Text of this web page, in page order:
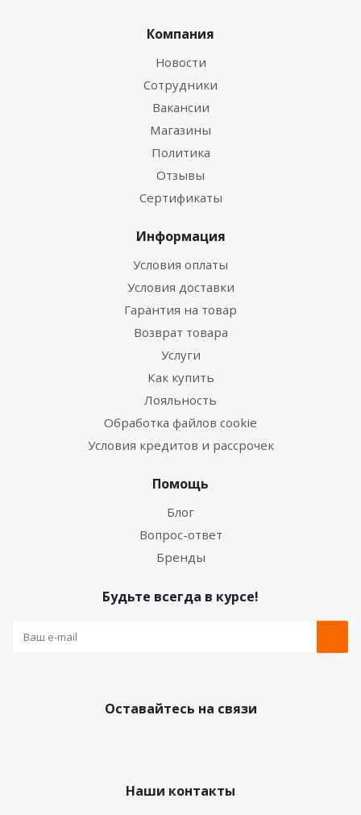
Компания
Новости
Сотрудники
Вакансии
Магазины
Политика
Отзывы
Сертификаты
Информация
Условия оплаты
Условия доставки
Гарантия на товар
Возврат товара
Услуги
Как купить
Лояльность
Обработка файлов cookie
Условия кредитов и рассрочек
Помощь
Блог
Вопрос-ответ
Бренды
Будьте всегда в курсе!
Оставайтесь на связи
Наши контакты